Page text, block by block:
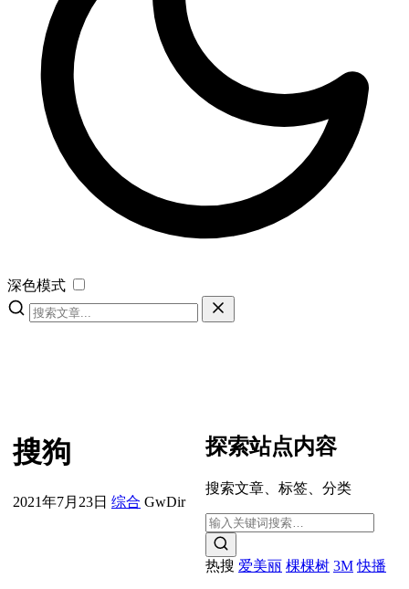
深色模式
搜狗
2021年7月23日 综合 GwDir
探索站点内容
搜索文章、标签、分类
热搜 爱美丽 棵棵树 3M 快播